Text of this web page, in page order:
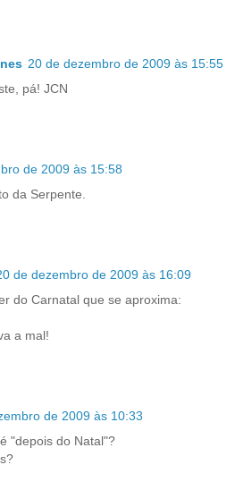
20 de dezembro de 2009 às 15:55
pá! JCN
de 2009 às 15:58
da Serpente.
de dezembro de 2009 às 16:09
do Carnatal que se aproxima:
a mal!
de 2009 às 10:33
"depois do Natal"?